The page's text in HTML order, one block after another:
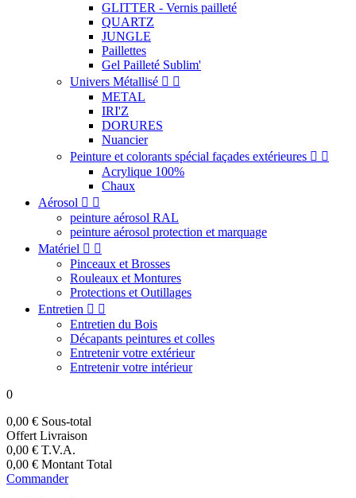
GLITTER - Vernis pailleté
QUARTZ
JUNGLE
Paillettes
Gel Pailleté Sublim'
Univers Métallisé  
METAL
IRI'Z
DORURES
Nuancier
Peinture et colorants spécial façades extérieures  
Acrylique 100%
Chaux
Aérosol  
peinture aérosol RAL
peinture aérosol protection et marquage
Matériel  
Pinceaux et Brosses
Rouleaux et Montures
Protections et Outillages
Entretien  
Entretien du Bois
Décapants peintures et colles
Entretenir votre extérieur
Entretenir votre intérieur
0
0,00 € Sous-total
Offert Livraison
0,00 € T.V.A.
0,00 € Montant Total
Commander